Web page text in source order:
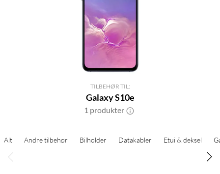
TILBEHØR TIL:
Galaxy S10e
1 produkter
Alt Andre tilbehør Bilholder Datakabler Etui & deksel